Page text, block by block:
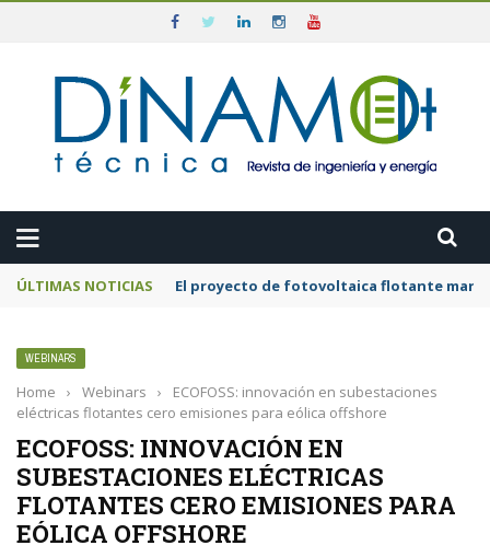
ÚLTIMAS NOTICIAS El proyecto de fotovoltaica flotante
WEBINARS
Home › Webinars ›
ECOFOSS: innovación en subestaciones
eléctricas flotantes cero emisiones para eólica offshore
ECOFOSS: INNOVACIÓN EN
SUBESTACIONES ELÉCTRICAS
FLOTANTES CERO EMISIONES PARA
EÓLICA OFFSHORE